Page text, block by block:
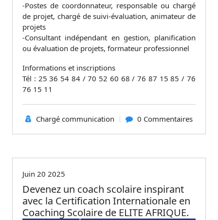
-Postes de coordonnateur, responsable ou chargé
de projet, chargé de suivi-évaluation, animateur de
projets
-Consultant indépendant en gestion, planification
ou évaluation de projets, formateur professionnel
Informations et inscriptions
Tél : 25 36 54 84 / 70 52 60 68 / 76 87 15 85 / 76
76 15 11
Chargé communication 0 Commentaires
Juin 20 2025
Devenez un coach scolaire inspirant
avec la Certification Internationale en
Coaching Scolaire de ELITE AFRIQUE.